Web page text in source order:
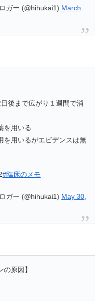
ガー (@hihukai1) March
後まで広がり１週間で消
を用いる
を用いるがエビデンスは無
#臨床のメモ
ガー (@hihukai1) May 30,
原因】